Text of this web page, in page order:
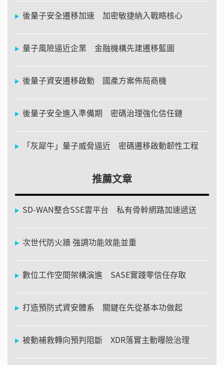
後量子安全遷移加速 加密敏捷納入戰略核心
量子風險逼近企業 金融機構先建遷移藍圖
後量子資安遷移啟動 國產方案佈局商機
後量子安全進入準備期 密碼治理強化信任鏈
「灰犀牛」量子威脅逼近 密碼遷移啟動韌性工程
推薦文章
SD-WAN整合SSE雲平台 私有骨幹網路加速遞送
次世代防火牆 強調功能效能並重
數位工作空間架構演進 SASE實踐零信任存取
打造預防式資安體系 關鍵在先從基本功做起
被動補救轉向預判阻斷 XDR落實主動曝險治理